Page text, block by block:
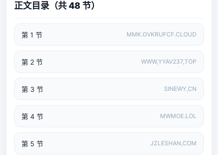
正文目录（共 48 节）
第 1 节 MMK.OVKRUFCF.CLOUD
第 2 节 WWW,YYAV237,TOP
第 3 节 SINEWY,CN
第 4 节 MWMOE.LOL
第 5 节 JZLESHAN,COM